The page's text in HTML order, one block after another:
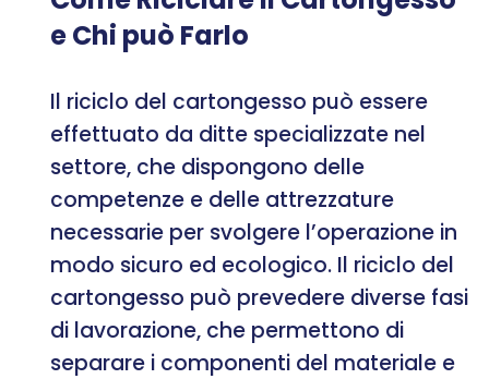
e Chi può Farlo
Il riciclo del cartongesso può essere
effettuato da ditte specializzate nel
settore, che dispongono delle
competenze e delle attrezzature
necessarie per svolgere l’operazione in
modo sicuro ed ecologico. Il riciclo del
cartongesso può prevedere diverse fasi
di lavorazione, che permettono di
separare i componenti del materiale e